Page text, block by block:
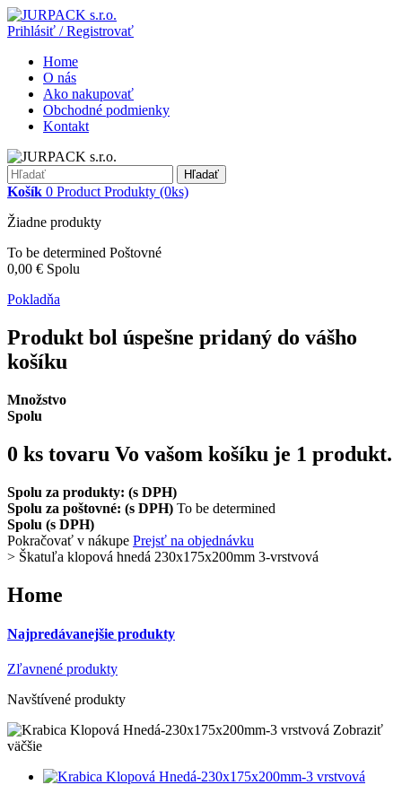
Prihlásiť / Registrovať
Home
O nás
Ako nakupovať
Obchodné podmienky
Kontakt
Hľadať
Košík 0 Product Produkty (0ks)
Žiadne produkty
To be determined Poštovné
0,00 € Spolu
Pokladňa
Produkt bol úspešne pridaný do vášho
košíku
Množstvo
Spolu
0 ks tovaru Vo vašom košíku je 1 produkt.
Spolu za produkty: (s DPH)
Spolu za poštovné: (s DPH) To be determined
Spolu (s DPH)
Pokračovať v nákupe Prejsť na objednávku
> Škatuľa klopová hnedá 230x175x200mm 3-vrstvová
Home
Najpredávanejšie produkty
Zľavnené produkty
Navštívené produkty
Zobraziť
väčšie